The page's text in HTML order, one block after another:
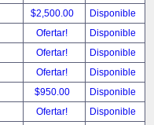
$2,500.00
Disponible
Ofertar!
Disponible
Ofertar!
Disponible
Ofertar!
Disponible
$950.00
Disponible
Ofertar!
Disponible